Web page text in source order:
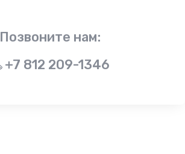
Позвоните нам:
+7 812 209-1346